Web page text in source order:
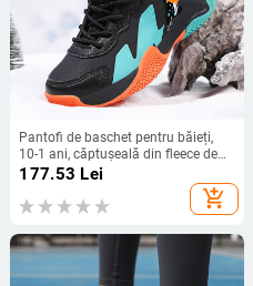
Pantofi de baschet pentru băieți,
10-1 ani, căptușeală din fleece de
iarnă, bumbac gros, călduroși,
antiderapanți, rezistenți la uzură,
pantofi de baschet pentru copii
177.53 Lei
add_shopping_cart